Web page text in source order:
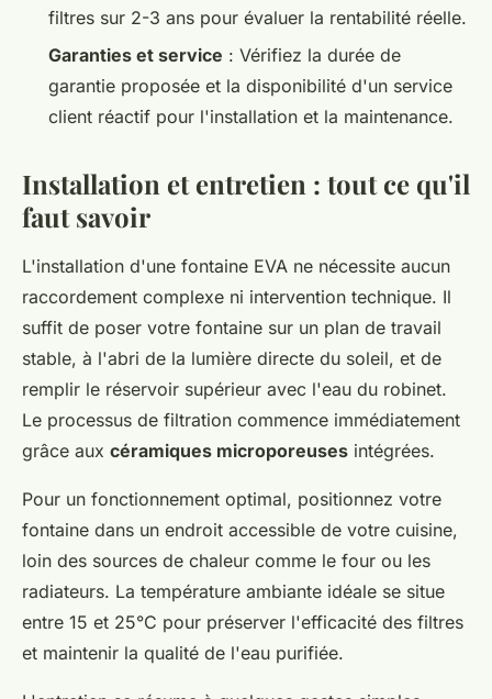
filtres sur 2-3 ans pour évaluer la rentabilité réelle.
Garanties et service : Vérifiez la durée de
garantie proposée et la disponibilité d'un service
client réactif pour l'installation et la maintenance.
Installation et entretien : tout ce qu'il
faut savoir
L'installation d'une fontaine EVA ne nécessite aucun
raccordement complexe ni intervention technique. Il
suffit de poser votre fontaine sur un plan de travail
stable, à l'abri de la lumière directe du soleil, et de
remplir le réservoir supérieur avec l'eau du robinet.
Le processus de filtration commence immédiatement
grâce aux céramiques microporeuses intégrées.
Pour un fonctionnement optimal, positionnez votre
fontaine dans un endroit accessible de votre cuisine,
loin des sources de chaleur comme le four ou les
radiateurs. La température ambiante idéale se situe
entre 15 et 25°C pour préserver l'efficacité des filtres
et maintenir la qualité de l'eau purifiée.